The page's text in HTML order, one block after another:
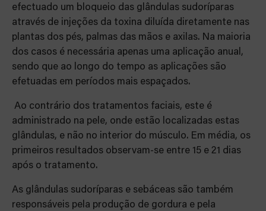
efectuado um bloqueio das glândulas sudoríparas
através de injeções da toxina diluída diretamente nas
plantas dos pés, palmas das mãos e axilas. Na maioria
dos casos é necessária apenas uma aplicação anual,
sendo que ao longo do tempo as aplicações são
efetuadas em períodos mais espaçados.
Ao contrário dos tratamentos faciais, este é
administrado na pele, onde estão localizadas estas
glândulas, e não no interior do músculo. Em média, os
primeiros resultados observam-se entre 15 e 21 dias
após o tratamento.
As glândulas sudoríparas e sebáceas são também
responsáveis pela produção de gordura e pela